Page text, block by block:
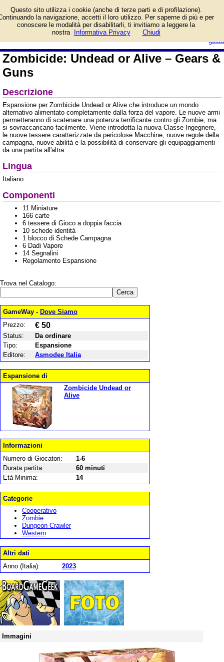
guida
Zombicide: Undead or
Alive – Gears & Guns e
prezzo di vendita. Prodotto da
Zombicide: Undead or Alive – Gears &
Guns
Descrizione
Espansione per Zombicide Undead or Alive che introduce un mondo
alternativo alimentato completamente dalla forza del vapore. Le nuove armi
permetteranno di scatenare una potenza terrificante contro gli Zombie, ma
si sovraccaricano facilmente. Viene introdotta la nuova Classe Ingegnere,
le nuove tessere caratterizzate da pericolose Macchine, nuove regole della
campagna, nuove abilità e la possibilità di conservare gli equipaggiamenti
da una partita all'altra.
Lingua
Italiano.
Componenti
11 Miniature
166 carte
6 tessere di Gioco a doppia faccia
10 schede identità
1 blocco di Schede Campagna
6 Dadi Vapore
14 Segnalini
Regolamento Espansione
Trova nel Catalogo:
GameWay - Dove Siamo
Prezzo:
€ 50
Status:
Da ordinare
Tipo:
Espansione
Editore:
Asmodee Italia
Espansione di
Zombicide Undead or
Alive
Informazioni
Numero di Giocatori:
1-6
Durata partita:
60 minuti
Età Minima:
14
Categorie
Cooperativo
Zombie
Dungeon Crawler
Western
Altri dati
Anno (Italia):
2023
Immagini
Questo sito utilizza i cookie (anche di terze parti e di profilazione).
la navigazione, accetti il loro utilizzo. Per saperne di più e per
conoscere le modalità per disabilitarli, ti invitiamo a leggere la
nostra
Informativa Privacy Chiudi